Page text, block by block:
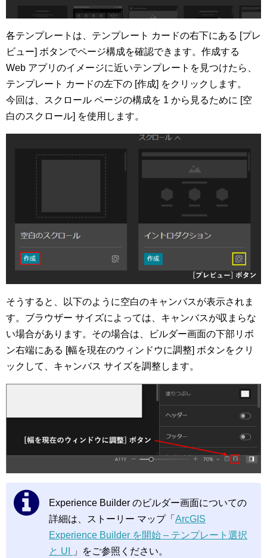
各テンプレートは、テンプレート カードの右下にある [プレ
ビュー] ボタンでページ構成を確認できます。作成する
Web アプリのイメージに近いテンプレートを見つけたら、
テンプレート カードの左下の [作成] をクリックします。
今回は、スクロール ページの構成を 1 から見るために [空
白のスクロール] を使用します。
そうすると、以下のように空白のキャンバスが表示されま
す。ブラウザー サイズによっては、キャンバスが収まらな
い場合があります。その場合は、ビルダー画面の下部リボ
ン右端にある [幅を現在のウィンドウに調整] ボタンをクリ
ックして、キャンバス サイズを調整します。
Experience Builder のビルダー画面についての
詳細は、ストーリー マップ「 ArcGIS
Experience Builder を開始 – テンプレート選択
と UI
」をご参照ください。